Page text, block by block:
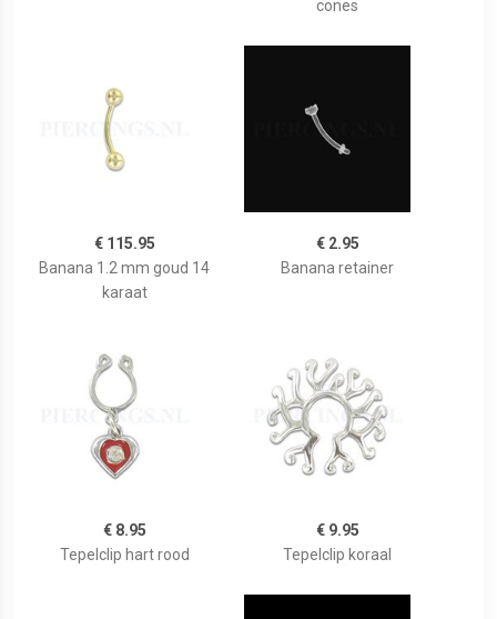
cones
€ 115.95
Banana 1.2 mm goud 14
karaat
€ 2.95
Banana retainer
€ 8.95
Tepelclip hart rood
€ 9.95
Tepelclip koraal